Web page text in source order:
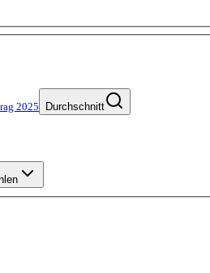
2025 Durchschnitt